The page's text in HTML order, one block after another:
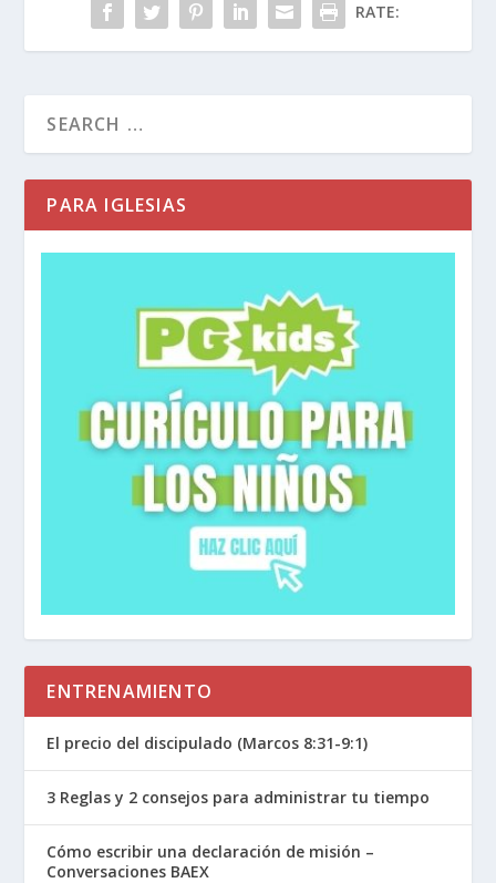
RATE:
PARA IGLESIAS
ENTRENAMIENTO
El precio del discipulado (Marcos 8:31-9:1)
3 Reglas y 2 consejos para administrar tu tiempo
Cómo escribir una declaración de misión –
Conversaciones BAEX